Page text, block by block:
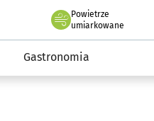
Powietrze
we Wrocławiu
umiarkowane
Gastronomia